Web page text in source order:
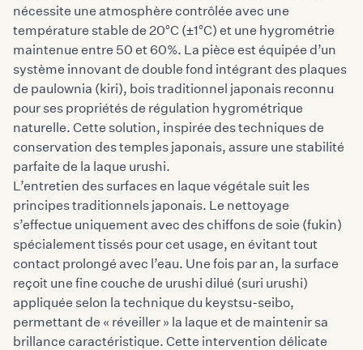
nécessite une atmosphère contrôlée avec une
température stable de 20°C (±1°C) et une hygrométrie
maintenue entre 50 et 60%. La pièce est équipée d’un
système innovant de double fond intégrant des plaques
de paulownia (kiri), bois traditionnel japonais reconnu
pour ses propriétés de régulation hygrométrique
naturelle. Cette solution, inspirée des techniques de
conservation des temples japonais, assure une stabilité
parfaite de la laque urushi.
L’entretien des surfaces en laque végétale suit les
principes traditionnels japonais. Le nettoyage
s’effectue uniquement avec des chiffons de soie (fukin)
spécialement tissés pour cet usage, en évitant tout
contact prolongé avec l’eau. Une fois par an, la surface
reçoit une fine couche de urushi dilué (suri urushi)
appliquée selon la technique du keystsu-seibo,
permettant de « réveiller » la laque et de maintenir sa
brillance caractéristique. Cette intervention délicate